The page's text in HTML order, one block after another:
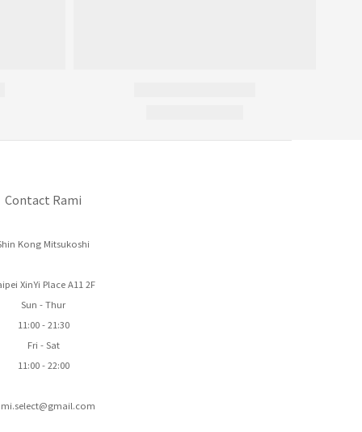
Contact Rami
Kong Mitsukoshi
XinYi Place A11 2F
Sun - Thur
11:00 - 21:30
Fri - Sat
11:00 - 22:00